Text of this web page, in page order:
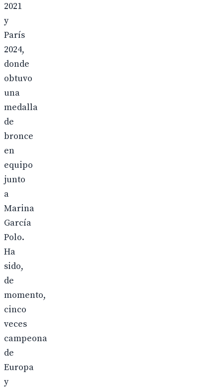
2021
y
París
2024,
donde
obtuvo
una
medalla
de
bronce
en
equipo
junto
a
Marina
García
Polo.
Ha
sido,
de
momento,
cinco
veces
campeona
de
Europa
y